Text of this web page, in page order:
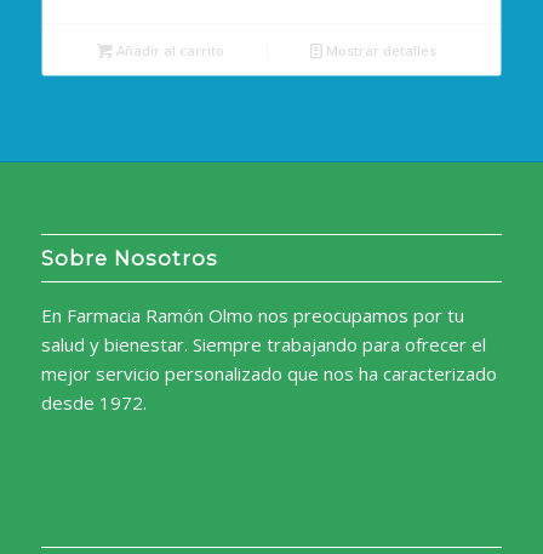
Añadir al carrito Mostrar detalles
Sobre Nosotros
En Farmacia Ramón Olmo nos preocupamos por tu
salud y bienestar. Siempre trabajando para ofrecer el
mejor servicio personalizado que nos ha caracterizado
desde 1972.